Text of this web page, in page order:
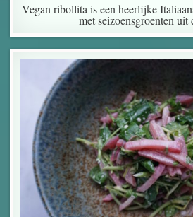
Vegan ribollita is een heerlijke
met seizoensgroenten uit